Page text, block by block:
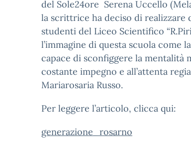
del Sole24ore Serena Uccello
la scrittrice ha deciso di realizzare
studenti del Liceo Scientifico
l’immagine di questa scuola come
capace di sconfiggere la mentalità
costante impegno e all’attenta
Mariarosaria Russo.
Per leggere l’articolo, clicca qui:
generazione_rosarno